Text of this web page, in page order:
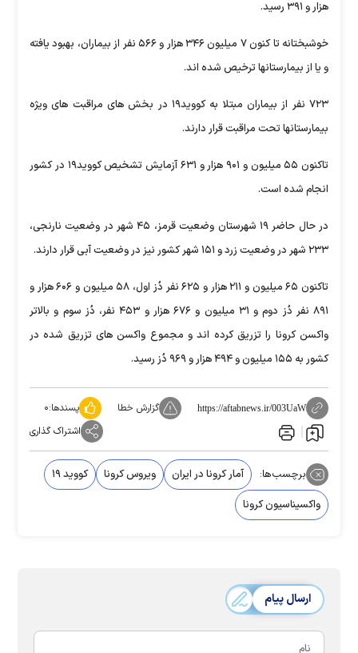
هزار و ۳۹۱ رسید.
خوشبختانه تا کنون ۷ میلیون ۳۴۶ هزار و ۵۶۶ نفر از بیماران، بهبود یافته
و یا از بیمارستانها ترخیص شده اند.
۷۲۳ نفر از بیماران مبتلا به کووید۱۹ در بخش های مراقبت های ویژه
بیمارستانها تحت مراقبت قرار دارند.
تاکنون ۵۵ میلیون و ۹۰۱ هزار و ۶۳۱ آزمایش تشخیص کووید۱۹ در کشور
انجام شده است.
در حال حاضر ۱۹ شهرستان وضعیت قرمز، ۴۵ شهر در وضعیت نارنجی،
۲۳۳ شهر در وضعیت زرد و ۱۵۱ شهر کشور نیز در وضعیت آبی قرار دارند.
تاکنون ۶۵ میلیون و ۲۱۱ هزار و ۶۲۵ نفر دُز اول، ۵۸ میلیون و ۶۰۶ هزار و
۸۹۱ نفر دُز دوم و ۳۱ میلیون و ۶۷۶ هزار و ۴۵۳ نفر، دُز سوم و بالاتر
واکسن کرونا را تزریق کرده اند و مجموع واکسن های تزریق شده در
کشور به ۱۵۵ میلیون و ۴۹۴ هزار و ۹۶۹ دُز رسید.
https://aftabnews.ir/003UaW گزارش خطا پسندها:۰
اشتراک گذاری
برچسب‌ها: آمار کرونا در ایران ویروس کرونا
کووید ۱۹
واکسیناسیون کرونا
ارسال پیام